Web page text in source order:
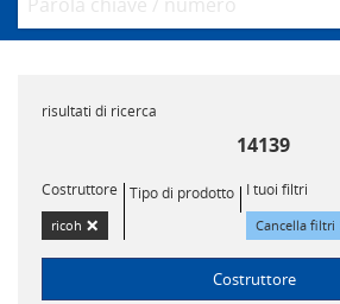
risultati di ricerca
14139
Costruttore
ricoh ×
Tipo di prodotto I tuoi filtri
Cancella filtri
Costruttore